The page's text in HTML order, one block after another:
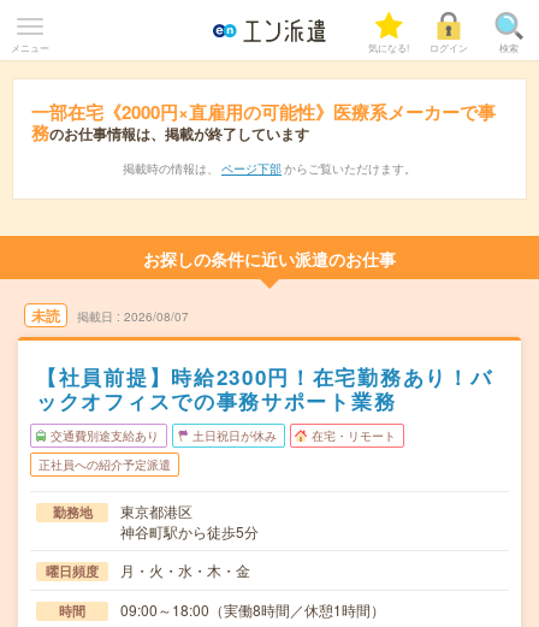
メニュー 気になる! ログイン 検索
一部在宅《2000円×直雇用の可能性》医療系メーカーで事
務のお仕事情報は、掲載が終了しています
掲載時の情報は、 ページ下部 からご覧いただけます。
お探しの条件に近い派遣のお仕事
未読 掲載日 2026/08/07
【社員前提】時給2300円！在宅勤務あり！バ
ックオフィスでの事務サポート業務
交通費別途支給あり 土日祝日が休み 在宅・リモート
正社員への紹介予定派遣
勤務地
東京都港区
神谷町駅から徒歩5分
曜日頻度 月・火・水・木・金
時間 09:00～18:00（実働8時間／休憩1時間）